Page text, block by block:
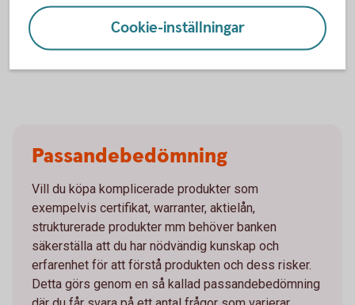
som underavkastning kan bli avsevärt större än de
underliggande tillgångarnas avkastning.
Passandebedömning
Vill du köpa komplicerade produkter som
exempelvis certifikat, warranter, aktielån,
strukturerade produkter mm behöver banken
säkerställa att du har nödvändig kunskap och
erfarenhet för att förstå produkten och dess risker.
Detta görs genom en så kallad passandebedömning
Cookie-inställningar